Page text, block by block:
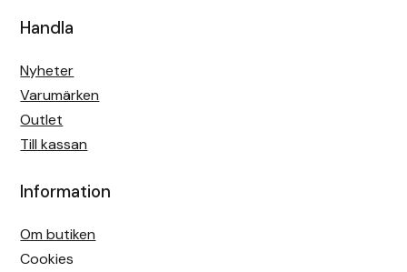
Handla
Nyheter
Varumärken
Outlet
Till kassan
Information
Om butiken
Cookies